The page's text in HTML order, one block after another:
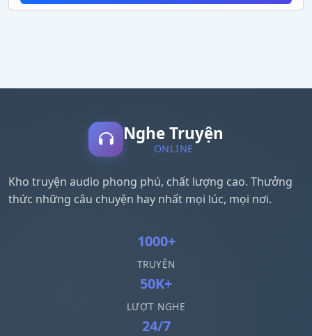
Nghe Truyện
ONLINE
Kho truyện audio phong phú, chất lượng cao. Thưởng
thức những câu chuyện hay nhất mọi lúc, mọi nơi.
1000+
TRUYỆN
50K+
LƯỢT NGHE
24/7